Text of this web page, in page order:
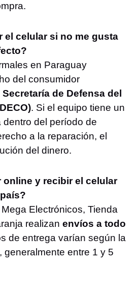
el celular si no me gusta
en Paraguay
del consumidor
Secretaría de Defensa del
. Si el equipo tiene un
del período de
a la reparación, el
del dinero.
online y recibir el celular
Electrónicos, Tienda
realizan envíos a todo
de entrega varían según la
generalmente entre 1 y 5